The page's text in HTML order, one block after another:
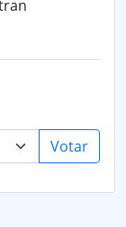
Votar